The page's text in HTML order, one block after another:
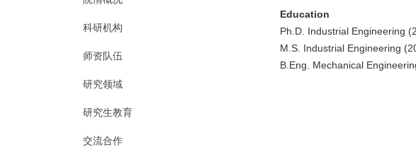
科研机构
师资队伍
研究领域
研究生教育
交流合作
Education
Ph.D. Industrial Engineering
M.S. Industrial Engineering
B.Eng. Mechanical